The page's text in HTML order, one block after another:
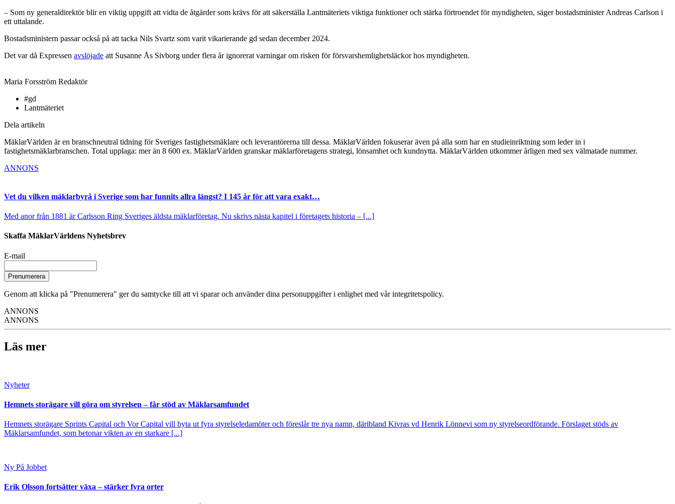
– Som ny generaldirektör blir en viktig uppgift att vidta de åtgärder som krävs för att säkerställa Lantmäteriets viktiga funktioner och stärka förtroendet för myndigheten, säger bostadsminister Andreas Carlson i
ett uttalande.
Bostadsministern passar också på att tacka Nils Svartz som varit vikarierande gd sedan december 2024.
Det var då Expressen avslöjade att Susanne Ås Sivborg under flera år ignorerat varningar om risken för försvarshemlighetsläckor hos myndigheten.
Maria Forsström Redaktör
#gd
Lantmäteriet
Dela artikeln
MäklarVärlden är en branschneutral tidning för Sveriges fastighetsmäklare och leverantörerna till dessa. MäklarVärlden fokuserar även på alla som har en studieinriktning som leder in i
fastighetsmäklarbranschen. Total upplaga: mer än 8 600 ex. MäklarVärlden granskar mäklarföretagens strategi, lönsamhet och kundnytta. MäklarVärlden utkommer årligen med sex välmatade nummer.
ANNONS
Vet du vilken mäklarbyrå i Sverige som har funnits allra längst? I 145 år för att vara exakt…
Med anor från 1881 är Carlsson Ring Sveriges äldsta mäklarföretag. Nu skrivs nästa kapitel i företagets historia – [...]
Skaffa MäklarVärldens Nyhetsbrev
E-mail
Prenumerera
Genom att klicka på "Prenumerera" ger du samtycke till att vi sparar och använder dina personuppgifter i enlighet med vår integritetspolicy.
ANNONS
ANNONS
Läs mer
Nyheter
Hemnets storägare vill göra om styrelsen – får stöd av Mäklarsamfundet
Hemnets storägare Sprints Capital och Vor Capital vill byta ut fyra styrelseledamöter och föreslår tre nya namn, däribland Kivras vd Henrik Lönnevi som ny styrelseordförande. Förslaget stöds av
Mäklarsamfundet, som betonar vikten av en starkare [...]
Ny På Jobbet
Erik Olsson fortsätter växa – stärker fyra orter